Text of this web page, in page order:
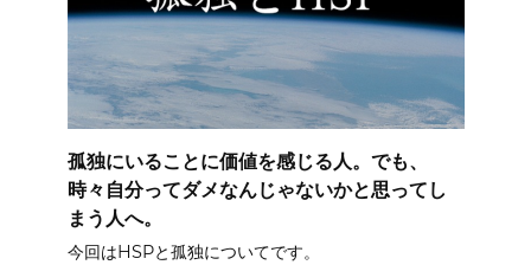
孤独にいることに価値を感じる人。でも、
時々自分ってダメなんじゃないかと思ってし
まう人へ。
今回はHSPと孤独についてです。